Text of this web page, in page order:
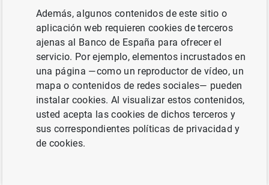
Documento completo
Informe Anual 2004 (3MB)
Además, algunos contenidos de este sitio o
aplicación web requieren cookies de terceros
ajenas al Banco de España para ofrecer el
servicio. Por ejemplo, elementos incrustados en
una página —como un reproductor de vídeo, un
mapa o contenidos de redes sociales— pueden
instalar cookies. Al visualizar estos contenidos,
usted acepta las cookies de dichos terceros y
sus correspondientes políticas de privacidad y
de cookies.